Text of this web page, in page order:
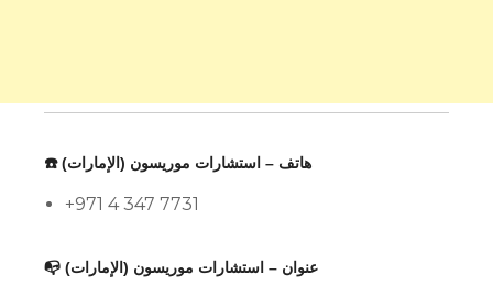
☎️ هاتف – استشارات موريسون (الإمارات)
+971 4 347 7731
📭 عنوان – استشارات موريسون (الإمارات)